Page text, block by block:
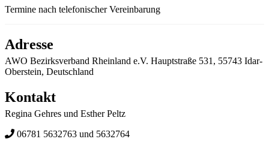
Termine nach telefonischer Vereinbarung
Adresse
AWO Bezirksverband Rheinland e.V. Hauptstraße 531, 55743 Idar-
Oberstein, Deutschland
Kontakt
Regina Gehres und Esther Peltz
06781 5632763 und 5632764